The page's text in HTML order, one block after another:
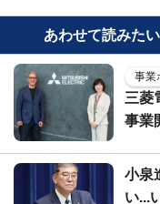
あわせて読みたい
事業
三菱
事業
小泉
い...